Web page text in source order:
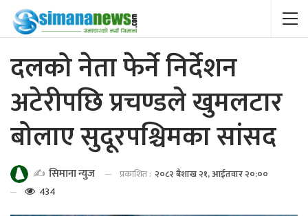
दलको नेता फेर्ने निर्देशन
अटेरीपछि प्रचण्डले खुमलटार
बोलाए सुदूरपश्चिमका सांसद
✍️ सिमाना न्युज प्रकाशित : २०८२ बैशाख २१, आईतवार २०:००
434